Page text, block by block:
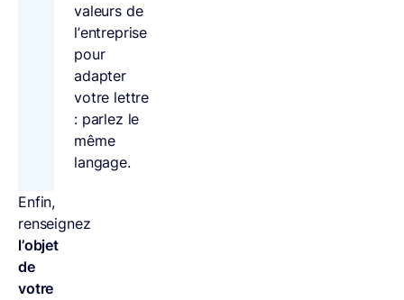
valeurs de
l’entreprise
pour
adapter
votre lettre
: parlez le
même
langage.
Enfin,
renseignez
l’objet
de
votre